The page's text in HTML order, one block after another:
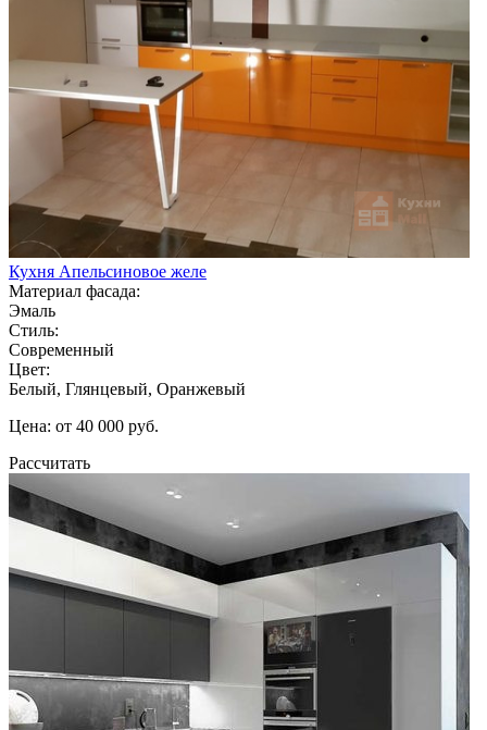
Кухня Апельсиновое желе
Материал фасада:
Эмаль
Стиль:
Современный
Цвет:
Белый, Глянцевый, Оранжевый
Цена: от 40 000 руб.
Рассчитать